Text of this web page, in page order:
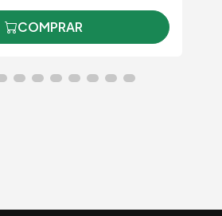
COMPRAR